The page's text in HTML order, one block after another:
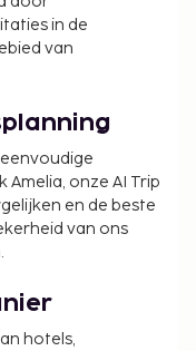
in de
van
Amelia, onze AI Trip
en de beste
van ons
hotels,